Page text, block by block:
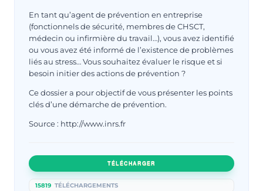
En tant qu’agent de prévention en entreprise
(fonctionnels de sécurité, membres de CHSCT,
médecin ou infirmière du travail…), vous avez identifié
ou vous avez été informé de l’existence de problèmes
liés au stress… Vous souhaitez évaluer le risque et si
besoin initier des actions de prévention ?
Ce dossier a pour objectif de vous présenter les points
clés d’une démarche de prévention.
Source : http://www.inrs.fr
TÉLÉCHARGER
15819 TÉLÉCHARGEMENTS